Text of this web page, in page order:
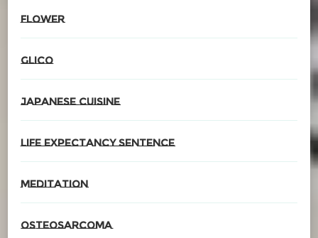
Flower
glico
Japanese cuisine
Life expectancy sentence
meditation
Osteosarcoma